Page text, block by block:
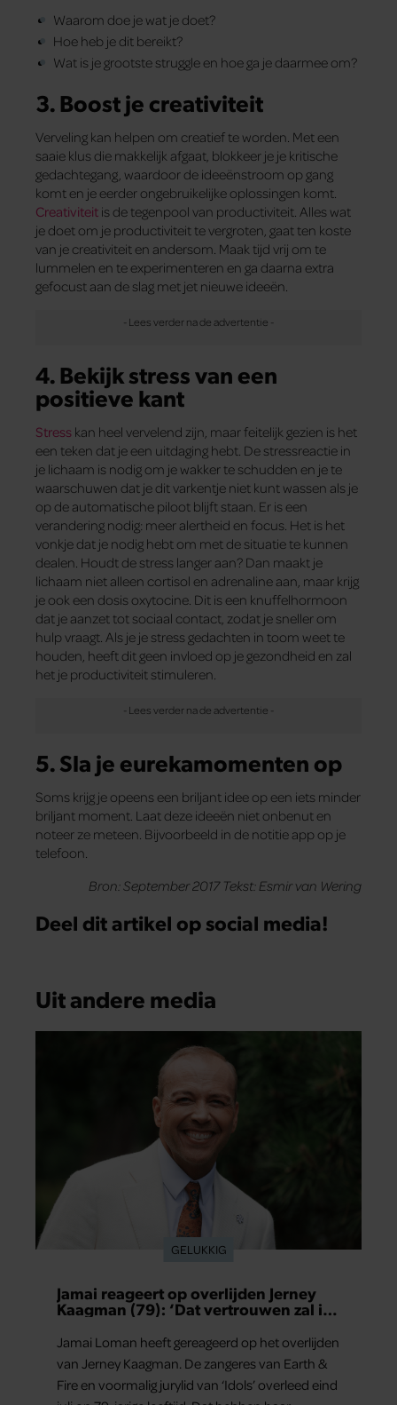
Waarom doe je wat je doet?
Hoe heb je dit bereikt?
Wat is je grootste struggle en hoe ga je daarmee om?
3. Boost je creativiteit
Verveling kan helpen om creatief te worden. Met een
saaie klus die makkelijk afgaat, blokkeer je je kritische
gedachtegang, waardoor de ideeënstroom op gang
komt en je eerder ongebruikelijke oplossingen komt.
Creativiteit is de tegenpool van productiviteit. Alles wat
je doet om je productiviteit te vergroten, gaat ten koste
van je creativiteit en andersom. Maak tijd vrij om te
lummelen en te experimenteren en ga daarna extra
gefocust aan de slag met jet nieuwe ideeën.
4. Bekijk stress van een
positieve kant
Stress kan heel vervelend zijn, maar feitelijk gezien is het
een teken dat je een uitdaging hebt. De stressreactie in
je lichaam is nodig om je wakker te schudden en je te
waarschuwen dat je dit varkentje niet kunt wassen als je
op de automatische piloot blijft staan. Er is een
verandering nodig: meer alertheid en focus. Het is het
vonkje dat je nodig hebt om met de situatie te kunnen
dealen. Houdt de stress langer aan? Dan maakt je
lichaam niet alleen cortisol en adrenaline aan, maar krijg
je ook een dosis oxytocine. Dit is een knuffelhormoon
dat je aanzet tot sociaal contact, zodat je sneller om
hulp vraagt. Als je je stress gedachten in toom weet te
houden, heeft dit geen invloed op je gezondheid en zal
het je productiviteit stimuleren.
5. Sla je eurekamomenten op
Soms krijg je opeens een briljant idee op een iets minder
briljant moment. Laat deze ideeën niet onbenut en
noteer ze meteen. Bijvoorbeeld in de notitie app op je
telefoon.
Bron: September 2017 Tekst: Esmir van Wering
Deel dit artikel op social media!
Uit andere media
GELUKKIG
Jamai reageert op overlijden Jerney
Kaagman (79): ‘Dat vertrouwen zal ik
Jamai Loman heeft gereageerd op het overlijden
van Jerney Kaagman. De zangeres van Earth &
Fire en voormalig jurylid van ‘Idols’ overleed eind